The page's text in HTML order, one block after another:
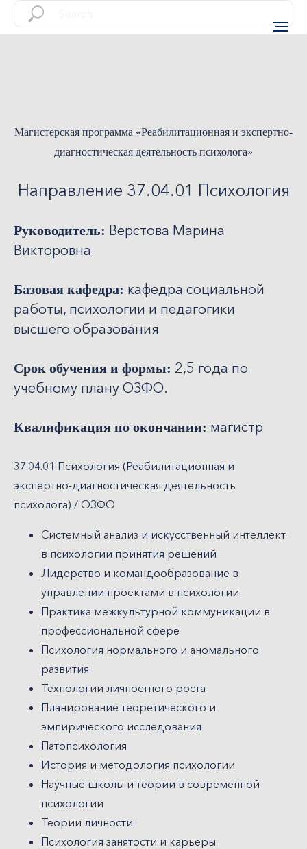
Магистерская программа «Реабилитационная и экспертно-
диагностическая деятельность психолога»
Направление 37.04.01 Психология
Руководитель: Верстова Марина
Викторовна
Базовая кафедра: кафедра социальной
работы, психологии и педагогики
высшего образования
Срок обучения и формы: 2,5 года по
учебному плану ОЗФО.
Квалификация по окончании: магистр
37.04.01 Психология (Реабилитационная и
экспертно-диагностическая деятельность
психолога) / ОЗФО
Системный анализ и искусственный интеллект
в психологии принятия решений
Лидерство и командообразование в
управлении проектами в психологии
Практика межкультурной коммуникации в
профессиональной сфере
Психология нормального и аномального
развития
Технологии личностного роста
Планирование теоретического и
эмпирического исследования
Патопсихология
История и методология психологии
Научные школы и теории в современной
психологии
Теории личности
Психология занятости и карьеры